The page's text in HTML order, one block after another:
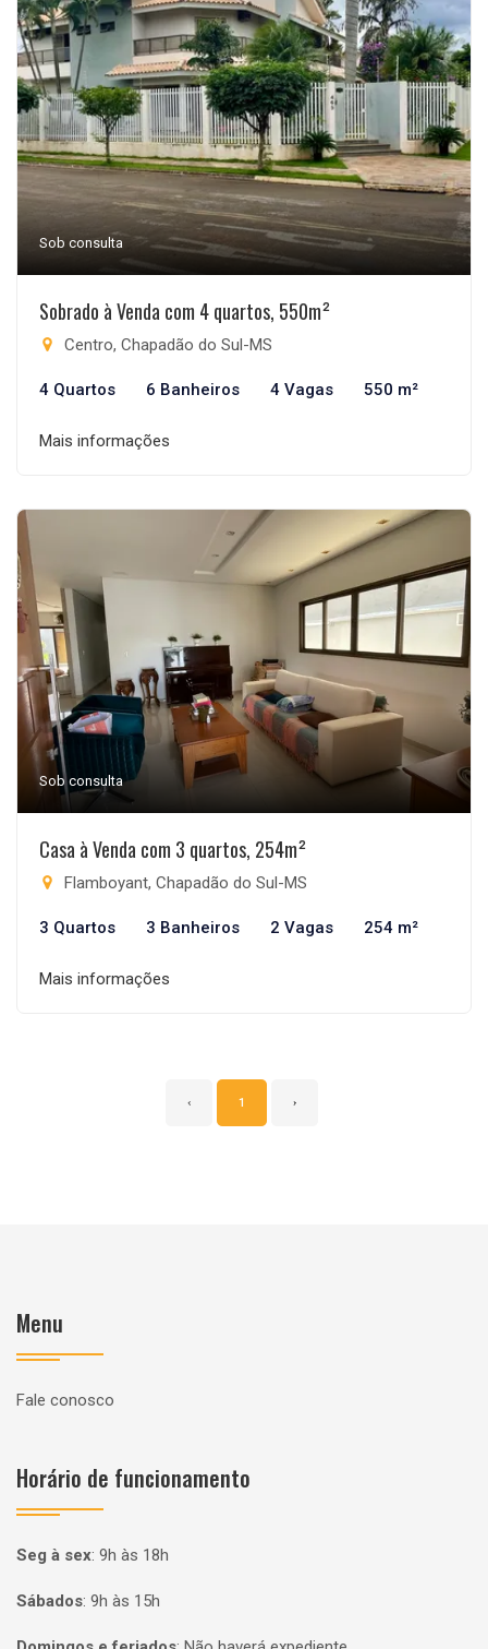
Sob consulta
Sobrado à Venda com 4 quartos, 550m²
Centro, Chapadão do Sul-MS
4 Quartos 6 Banheiros 4 Vagas 550 m²
Mais informações
Sob consulta
Casa à Venda com 3 quartos, 254m²
Flamboyant, Chapadão do Sul-MS
3 Quartos 3 Banheiros 2 Vagas 254 m²
Mais informações
‹ 1 ›
Menu
Fale conosco
Horário de funcionamento
Seg à sex: 9h às 18h
Sábados: 9h às 15h